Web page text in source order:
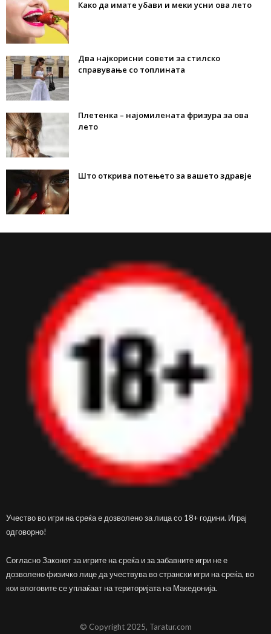
Како да имате убави и меки усни ова лето
Два најкорисни совети за стилско
справување со топлината
Плетенка – најомилената фризура за ова
лето
Што открива потењето за вашето здравје
Учество во игри на среќа е дозволено за лица со 18+ години. Играј
одговорно!
Согласно Законот за игрите на среќа и за забавните игри не е
дозволено физичко лице да учествува во странски игри на среќа, во
кои влоговите се уплаќаат на територијата на Македонија.
© Copyright 2025, Taratur.com